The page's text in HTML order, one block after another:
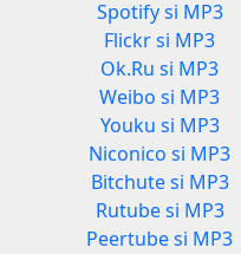
Spotify si MP3
Flickr si MP3
Ok.Ru si MP3
Weibo si MP3
Youku si MP3
Niconico si MP3
Bitchute si MP3
Rutube si MP3
Peertube si MP3